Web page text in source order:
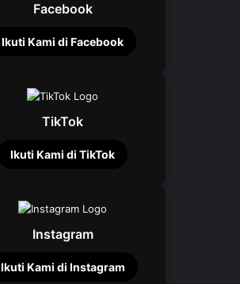
Facebook
Ikuti Kami di Facebook
TikTok
Ikuti Kami di TikTok
Instagram
Ikuti Kami di Instagram